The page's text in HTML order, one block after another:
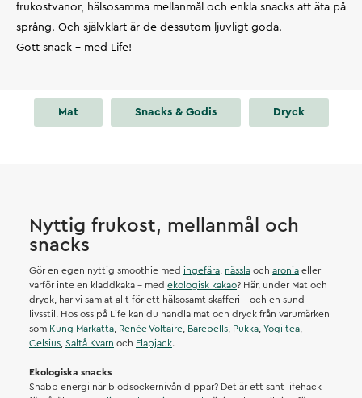
frukostvanor, hälsosamma mellanmål och enkla snacks att äta på
språng. Och självklart är de dessutom ljuvligt goda.
Gott snack – med Life!
Mat Snacks & Godis Dryck
Nyttig frukost, mellanmål och
snacks
Gör en egen nyttig smoothie med ingefära nässla och aronia eller
varför inte en kladdkaka – med ekologisk kakao? Här, under Mat och
dryck, har vi samlat allt för ett hälsosamt skafferi – och en sund
livsstil. Hos oss på Life kan du handla mat och dryck från varumärken
som Kung Markatta Renée Voltaire Barebells Pukka Yogi tea
Celsius Saltå Kvarn och Flapjack.
Ekologiska snacks
Snabb energi när blodsockernivån dippar? Det är ett sant lifehack